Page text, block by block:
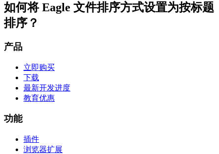
如何将 Eagle 文件排序方式设置为按标题
排序？
产品
立即购买
下载
最新开发进度
教育优惠
功能
插件
浏览器扩展